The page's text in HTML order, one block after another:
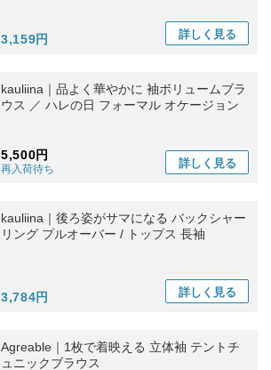
3,159円 詳しく 見る
kauliina｜品よく華やかに 袖ボリュームブラ
ウス ／ ハレの日 フォーマル オケージョン
5,500円
再入荷待ち 詳しく 見る
kauliina｜後ろ姿がサマになる バックシャー
リング プルオーバー / トップス 長袖
3,784円 詳しく 見る
Agreable｜1枚で着映える 立体袖 テントチ
ュニックブラウス